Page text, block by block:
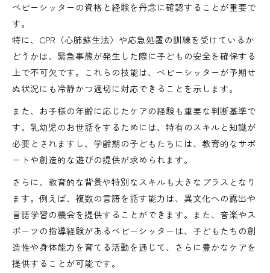
ベビーシッターの資格と経験を丹念に確認することが重要で
す。
特に、CPR（心肺蘇生法）や応急処置の訓練を受けているか
どうかは、緊急事態が発生した際に子どもの安全を確保する
上で不可欠です。これらの技能は、ベビーシッターが予期せ
ぬ状況にも冷静かつ適切に対応できることを示します。
また、お子様の年齢に応じたケアの経験も重要な判断基準で
す。乳幼児のお世話をするためには、特有のスキルと知識が
必要とされますし、学齢期の子どもたちには、教育的なサポ
ートや創造的な遊びの提供が求められます。
さらに、教育的な背景や特別なスキルも大きなプラスとなり
ます。例えば、複数の言語を話す能力は、異文化への露出や
言語学習の機会を提供することができます。また、音楽やス
ポーツの指導経験があるベビーシッターは、子どもたちの創
造性や身体能力を育てる活動を通じて、さらに豊かなケアを
提供することが可能です。